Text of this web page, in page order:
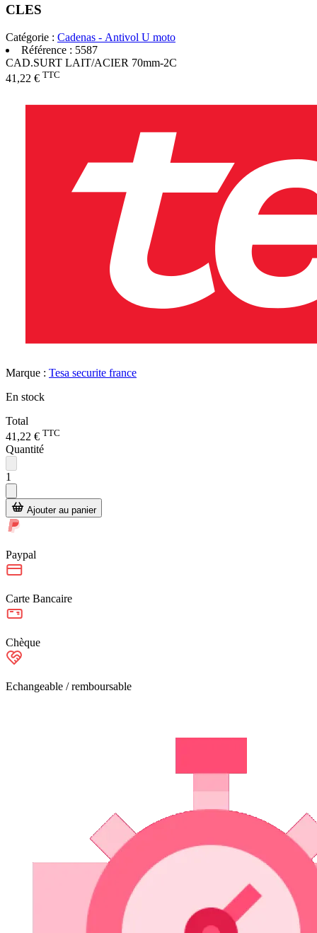
CLES
Catégorie : Cadenas - Antivol U moto
Référence : 5587
CAD.SURT LAIT/ACIER 70mm-2C
41,22 € TTC
Marque : Tesa securite france
En stock
Total
41,22 € TTC
Quantité
1
Ajouter au panier
Paypal
Carte Bancaire
Chèque
Echangeable / remboursable